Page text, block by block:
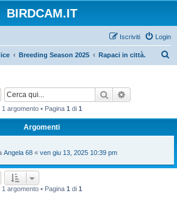
BIRDCAM.IT
Login
Iscriviti
Breeding Season 2025 Rapaci in città.
Cerca
1 argomento • Pagina 1 di 1
Argomenti
Angela 68 « ven giu 13, 2025 10:39 pm
1 argomento • Pagina 1 di 1